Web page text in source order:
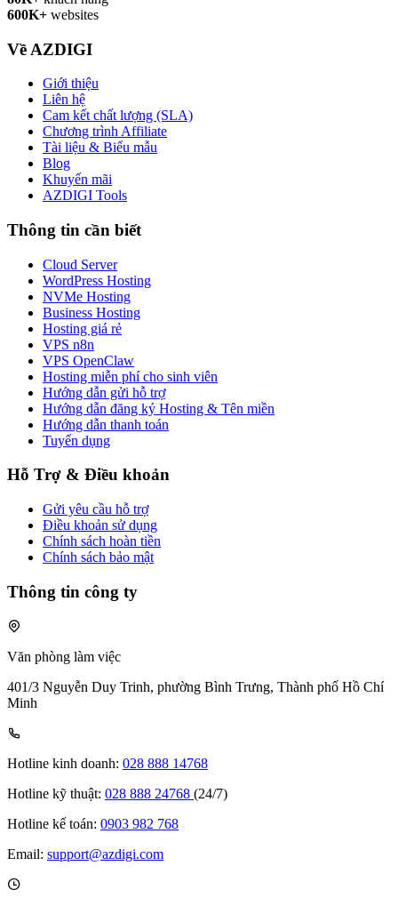
600K+ websites
Về AZDIGI
Giới thiệu
Liên hệ
Cam kết chất lượng (SLA)
Chương trình Affiliate
Tài liệu & Biểu mẫu
Blog
Khuyến mãi
AZDIGI Tools
Thông tin cần biết
Cloud Server
WordPress Hosting
NVMe Hosting
Business Hosting
Hosting giá rẻ
VPS n8n
VPS OpenClaw
Hosting miễn phí cho sinh viên
Hướng dẫn gửi hỗ trợ
Hướng dẫn đăng ký Hosting & Tên miền
Hướng dẫn thanh toán
Tuyển dụng
Hỗ Trợ & Điều khoản
Gửi yêu cầu hỗ trợ
Điều khoản sử dụng
Chính sách hoàn tiền
Chính sách bảo mật
Thông tin công ty
Văn phòng làm việc
401/3 Nguyễn Duy Trinh, phường Bình Trưng, Thành phố Hồ Chí
Minh
Hotline kinh doanh: 028 888 14768
Hotline kỹ thuật: 028 888 24768 (24/7)
Hotline kế toán: 0903 982 768
Email: support@azdigi.com